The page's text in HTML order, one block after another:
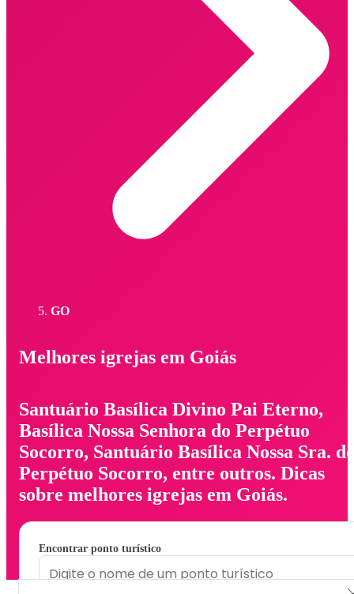
GO
Melhores igrejas em Goiás
Santuário Basílica Divino Pai Eterno,
Basílica Nossa Senhora do Perpétuo
Socorro, Santuário Basílica Nossa Sra.
Perpétuo Socorro, entre outros. Dicas
sobre melhores igrejas em Goiás.
Encontrar ponto turístico